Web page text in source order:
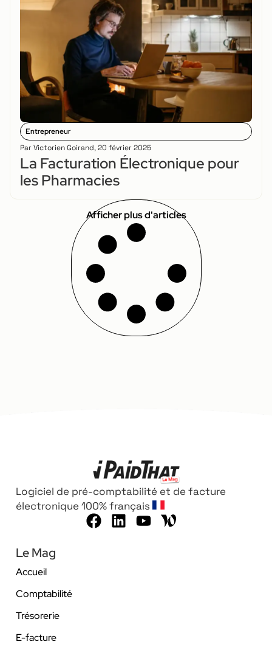
Entrepreneur
Par Victorien Goirand,20 février 2025
La Facturation Électronique pour
les Pharmacies
Afficher plus d'articles
Logiciel de pré-comptabilité et de facture
électronique 100% français
Le Mag
Accueil
Comptabilité
Trésorerie
E-facture